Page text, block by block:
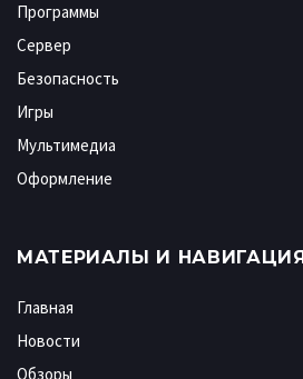
Программы
Сервер
Безопасность
Игры
Мультимедиа
Оформление
МАТЕРИАЛЫ И НАВИГАЦИЯ
Главная
Новости
Обзоры